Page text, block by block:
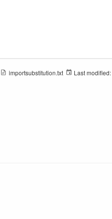
importsubstitution.txt Last modified: